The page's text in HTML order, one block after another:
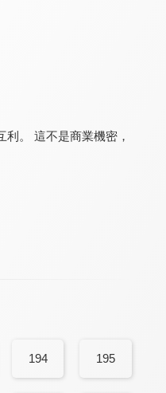
。 這不是商業機密，
194 195